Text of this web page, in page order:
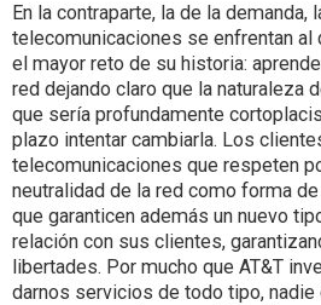
En la contraparte, la de la
telecomunicaciones se enfrentan al
el mayor reto de su historia:
red dejando claro que la naturaleza
que sería profundamente
plazo intentar cambiarla. Los
telecomunicaciones que respeten
neutralidad de la red como forma
que garanticen además un nuevo
relación con sus clientes,
libertades. Por mucho que AT&T
darnos servicios de todo tipo,